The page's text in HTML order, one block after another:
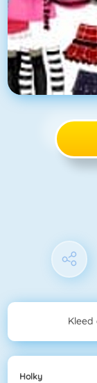
Holky